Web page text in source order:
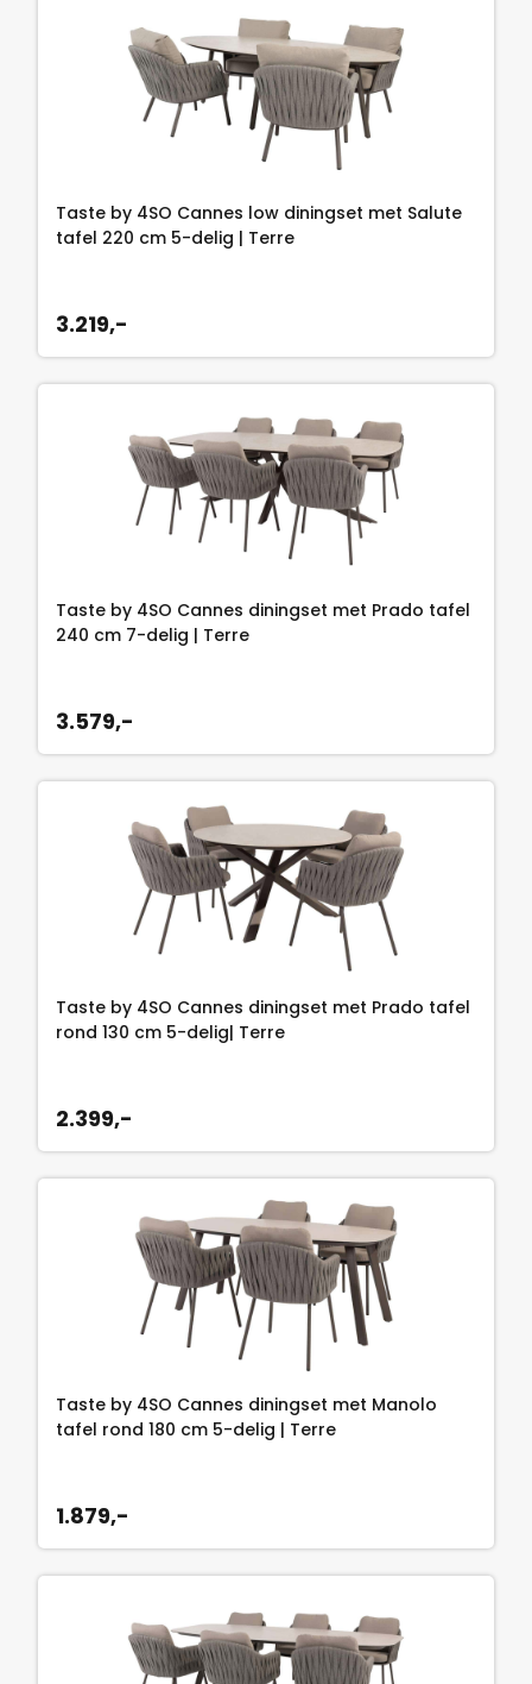
Taste by 4SO Cannes low diningset met Salute
tafel 220 cm 5-delig | Terre
3.219,-
Taste by 4SO Cannes diningset met Prado tafel
240 cm 7-delig | Terre
3.579,-
Taste by 4SO Cannes diningset met Prado tafel
rond 130 cm 5-delig| Terre
2.399,-
Taste by 4SO Cannes diningset met Manolo
tafel rond 180 cm 5-delig | Terre
1.879,-